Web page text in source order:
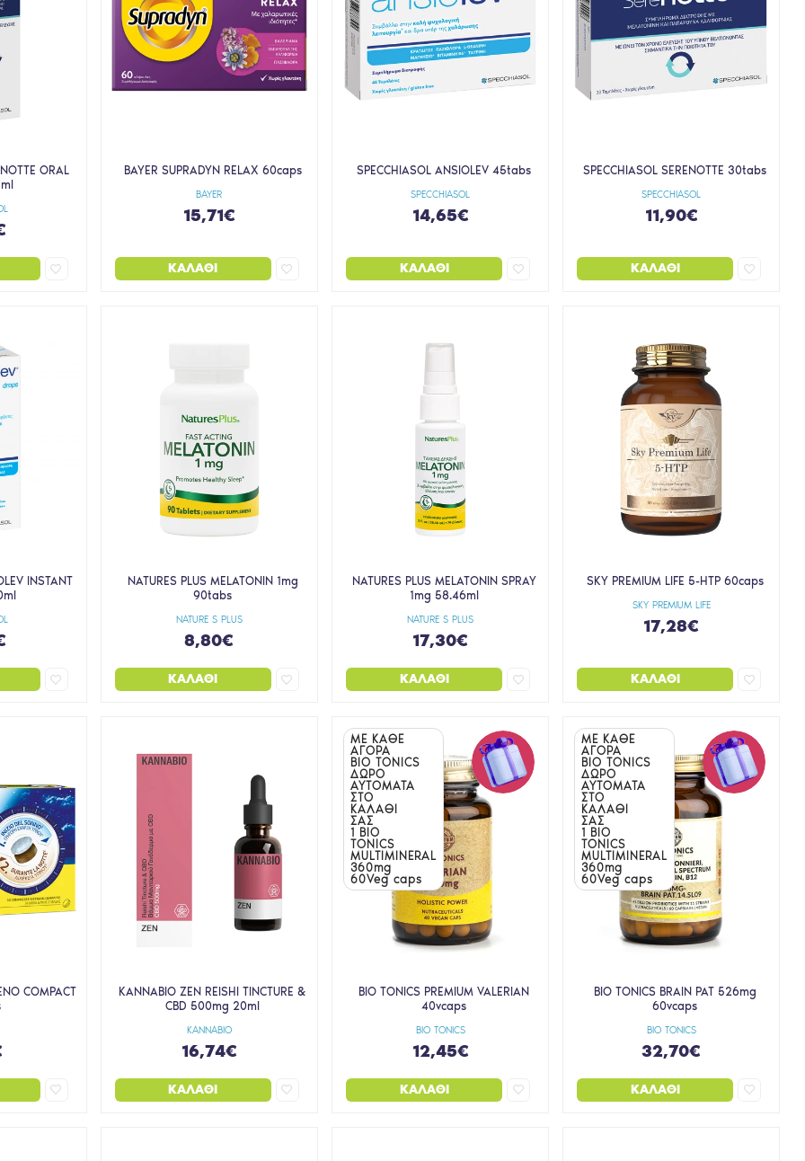
ORAL
BAYER
BAYER SUPRADYN RELAX 60caps
15,71€
ΚΑΛΆΘΙ
SPECCHIASOL
SPECCHIASOL ANSIOLEV 45tabs
14,65€
ΚΑΛΆΘΙ
SPECCHIASOL
SPECCHIASOL SERENOTTE 30tabs
11,90€
ΚΑΛΆΘΙ
INSTANT
NATURE S PLUS
NATURES PLUS MELATONIN 1mg
90tabs
8,80€
ΚΑΛΆΘΙ
NATURE S PLUS
NATURES PLUS MELATONIN SPRAY
1mg 58.46ml
17,30€
ΚΑΛΆΘΙ
SKY PREMIUM LIFE
SKY PREMIUM LIFE 5-HTP 60caps
17,28€
ΚΑΛΆΘΙ
COMPACT
KANNABIO
KANNABIO ZEN REISHI TINCTURE &
CBD 500mg 20ml
16,74€
ΚΑΛΆΘΙ
ΜΕ ΚΑΘΕ
ΑΓΟΡΑ
BIO TONICS
ΔΩΡΟ
ΑΥΤΟΜΑΤΑ
ΣΤΟ
ΚΑΛΑΘΙ
ΣΑΣ
1 BIO
TONICS
MULTIMINERAL
360mg
60Veg caps
BIO TONICS
BIO TONICS PREMIUM VALERIAN
40vcaps
12,45€
ΚΑΛΆΘΙ
ΜΕ ΚΑΘΕ
ΑΓΟΡΑ
BIO TONICS
ΔΩΡΟ
ΑΥΤΟΜΑΤΑ
ΣΤΟ
ΚΑΛΑΘΙ
ΣΑΣ
1 BIO
TONICS
MULTIMINERAL
360mg
60Veg caps
BIO TONICS
BIO TONICS BRAIN PAT 526mg
60vcaps
32,70€
ΚΑΛΆΘΙ